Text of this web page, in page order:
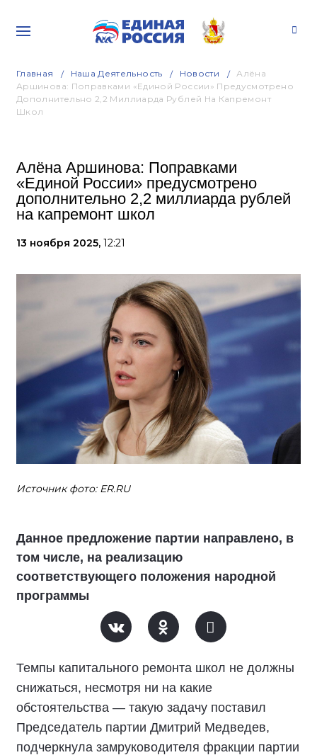
Главная Наша Деятельность Новости
Алёна
Аршинова: Поправками «Единой России» Предусмотрено
Дополнительно 2,2 Миллиарда Рублей На Капремонт
Школ
Алёна Аршинова: Поправками
«Единой России» предусмотрено
дополнительно 2,2 миллиарда рублей
на капремонт школ
13 ноября 2025, 12:21
Источник фото: ER.RU
Данное предложение партии направлено, в
том числе, на реализацию
соответствующего положения народной
программы
Темпы капитального ремонта школ не должны
снижаться, несмотря ни на какие
обстоятельства — такую задачу поставил
Председатель партии Дмитрий Медведев,
подчеркнула замруководителя фракции партии